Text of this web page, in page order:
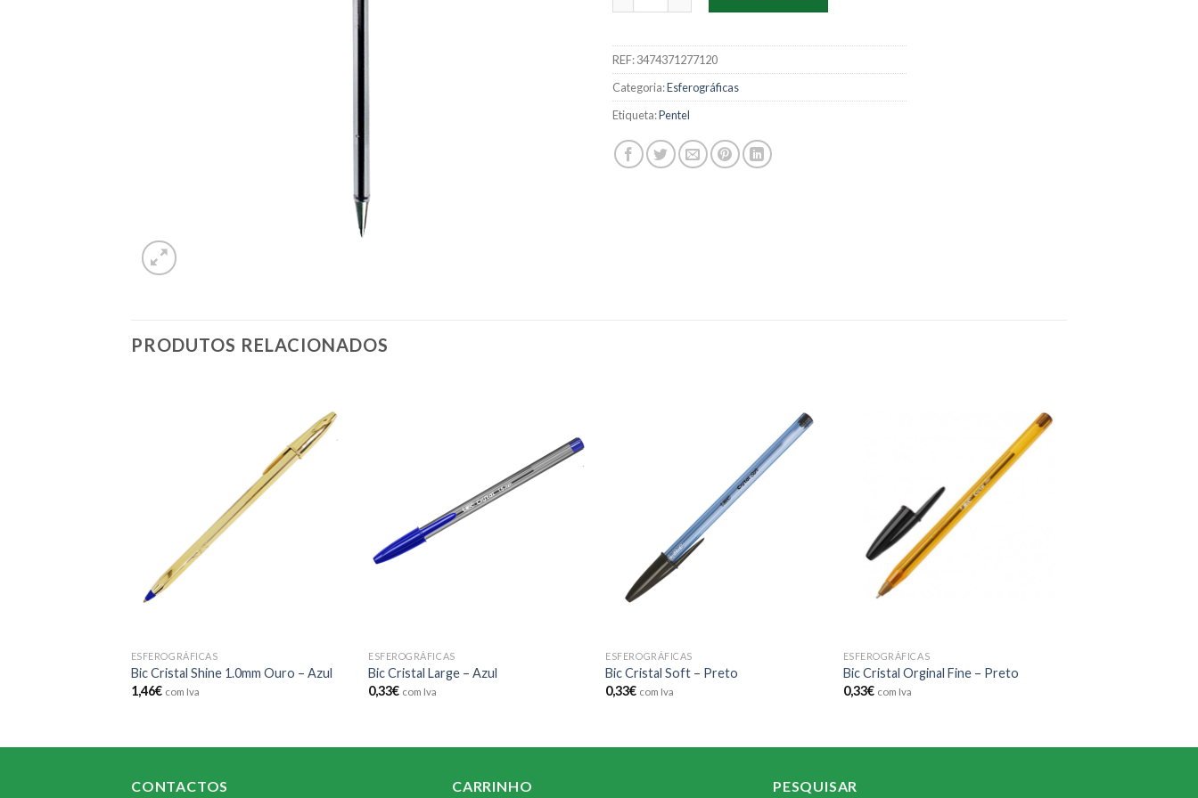
REF:3474371277120
Categoria:Esferográficas
Etiqueta:Pentel
PRODUTOS RELACIONADOS
Add to
ESFEROGRÁFICAS
Bic Cristal Shine 1.0mm Ouro – Azul
1,46€ com Iva
Add to
wishlist
ESFEROGRÁFICAS
Bic Cristal Large – Azul
0,33€ com Iva
Add to
ESFEROGRÁFICAS
Bic Cristal Soft – Preto
0,33€ com Iva
Add to
ESFEROGRÁFICAS
Bic Cristal Orginal Fine – Preto
0,33€ com Iva
CONTACTOS CARRINHO PESQUISAR